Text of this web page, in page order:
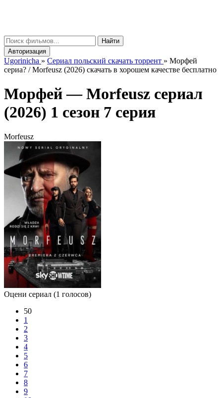
Найти
Авторизация
Ugorinicha » Сериал польский скачать торрент » Морфей
сериа? / Morfeusz (2026) скачать в хорошем качестве бесплатно
Морфей —Morfeusz сериал
(2026) 1 сезон 7 серия
Morfeusz
Оцени сериал (1 голосов)
50
1
2
3
4
5
6
7
8
9